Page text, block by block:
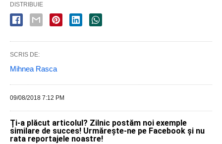
DISTRIBUIE
SCRIS DE:
Mihnea Rasca
09/08/2018 7:12 PM
Ți-a plăcut articolul? Zilnic postăm noi exemple
similare de succes! Urmărește-ne pe Facebook și nu
rata reportajele noastre!